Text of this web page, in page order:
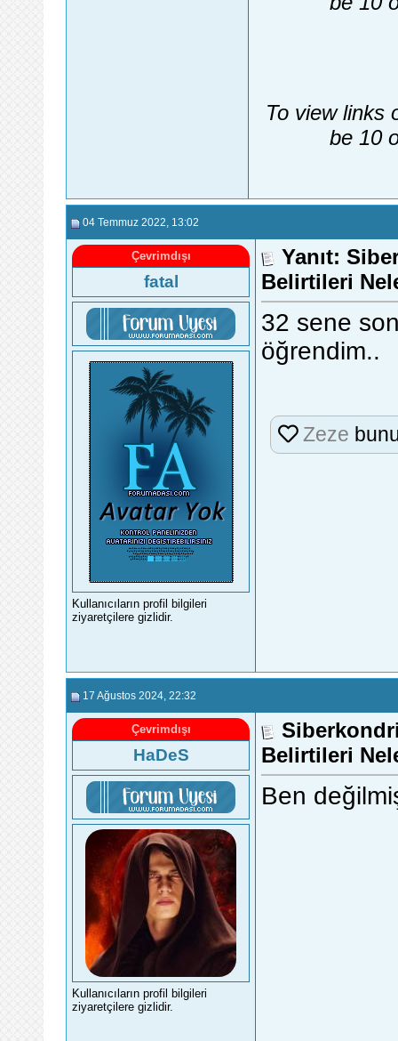
To view links
be 10
04 Temmuz 2022 , 13:02
Çevrimdışı
fatal
Kullanıcıların profil bilgileri
ziyaretçilere gizlidir.
Yanıt:
Belirtileri
32 sene
öğrendim..
Zeze
17 Ağustos 2024 , 22:32
Çevrimdışı
HaDeS
Kullanıcıların profil bilgileri
ziyaretçilere gizlidir.
Belirtileri
Ben